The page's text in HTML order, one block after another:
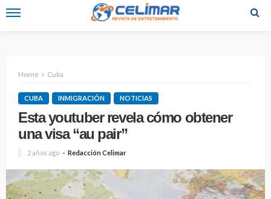
Home Cuba
CUBA INMIGRACIÓN NOTICIAS
Esta youtuber revela cómo obtener
una visa “au pair”
2 años ago Redacción Celimar